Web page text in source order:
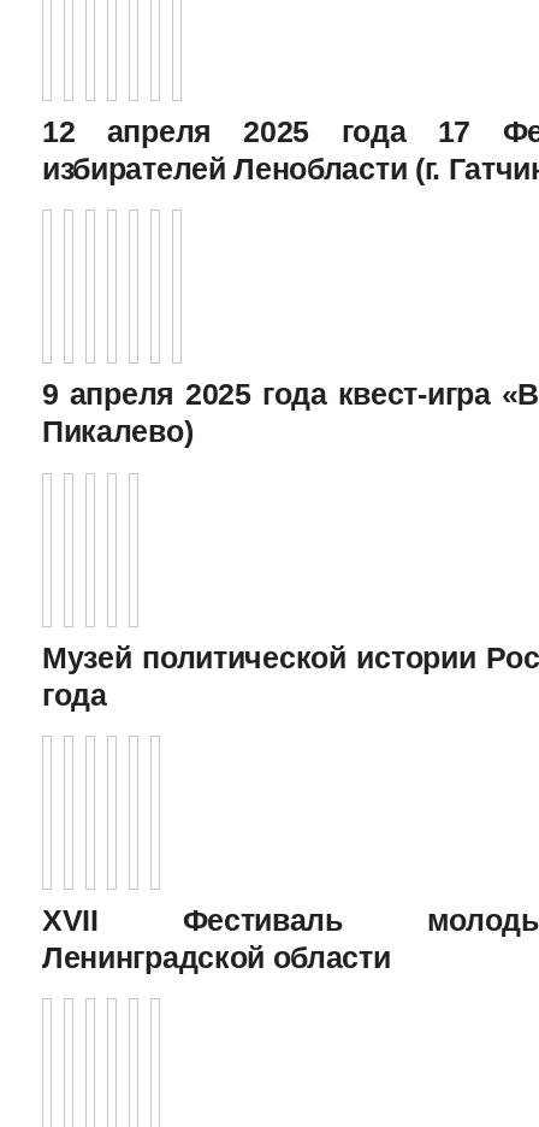
12 апреля 2025 года 17
избирателей Ленобласти (г.
9 апреля 2025 года квест-игра
Пикалево)
Музей политической истории
года
XVII Фестиваль
Ленинградской области